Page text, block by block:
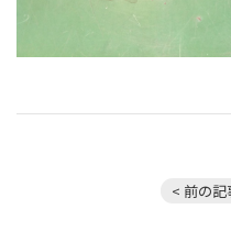
< 前の記